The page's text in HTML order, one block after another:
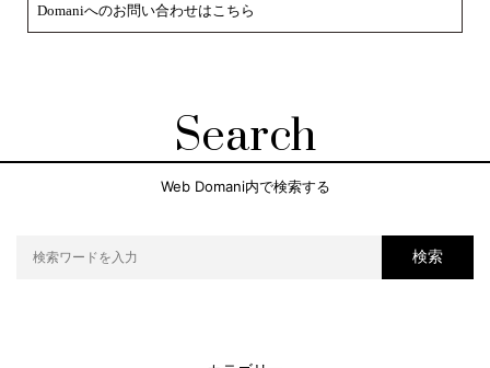
Domaniへのお問い合わせはこちら
Search
Web Domani内で検索する
検索